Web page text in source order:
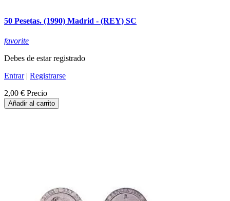
50 Pesetas. (1990) Madrid - (REY) SC
favorite
Debes de estar registrado
Entrar| Registrarse
2,00 € Precio
Añadir al carrito